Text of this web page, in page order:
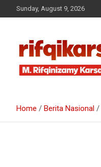
Sunday, August 9, 2026
Home Berita Nasional